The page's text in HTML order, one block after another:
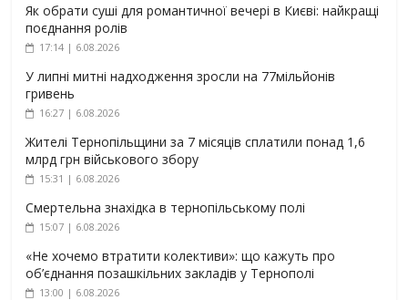
Як обрати суші для романтичної вечері в Києві: найкращі
поєднання ролів
17:14 | 6.08.2026
У липні митні надходження зросли на 77мільйонів
гривень
16:27 | 6.08.2026
Жителі Тернопільщини за 7 місяців сплатили понад 1,6
млрд грн військового збору
15:31 | 6.08.2026
Смертельна знахідка в тернопільському полі
15:07 | 6.08.2026
«Не хочемо втратити колективи»: що кажуть про
об’єднання позашкільних закладів у Тернополі
13:00 | 6.08.2026